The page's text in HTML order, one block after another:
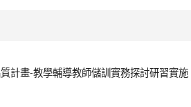
計畫-教學輔導教師儲訓實務探討研習實施